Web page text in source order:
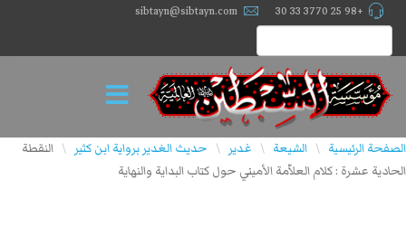
+98 25 3770 33 30
sibtayn@sibtayn.com
الصفحة الرئيسية \ الشيعة \ غدير \ حديث الغدير برواية ابن كثير \ النقطة
الحادية عشرة : كلام العلاّمة الأميني حول كتاب البداية والنهاية